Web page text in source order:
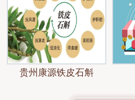
贵州康源铁皮石斛